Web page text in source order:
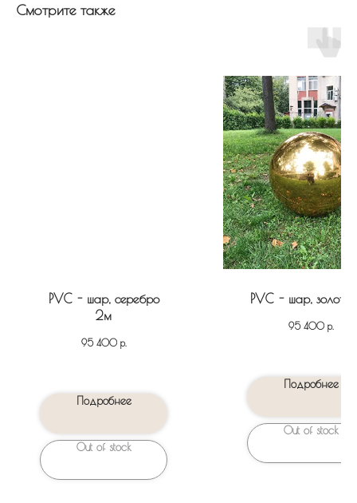
Смотрите также
PVC - шар, серебро
2м
95 400 р.
Подробнее
Out of stock
PVC - шар,
95 400 р.
Подробнее
Out of stock